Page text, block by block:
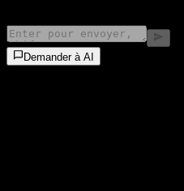
Demander à AI